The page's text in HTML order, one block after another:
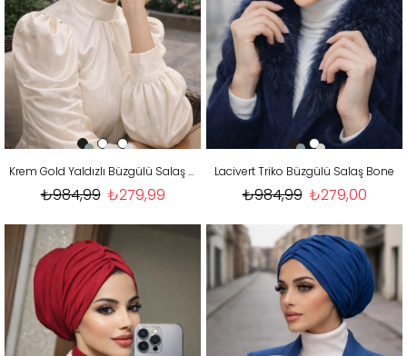
Krem Gold Yaldızlı Büzgülü Salaş Bone
₺279,99
₺984,99
Lacivert Triko Büzgülü Salaş Bone
₺279,00
₺984,99